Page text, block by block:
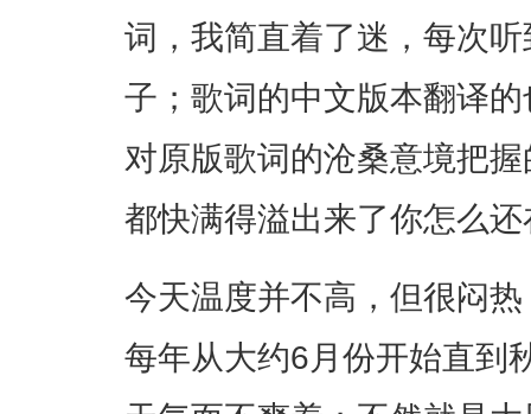
词，我简直着了迷，每次
子；歌词的中文版本翻译
对原版歌词的沧桑意境把
都快满得溢出来了你怎么
今天温度并不高，但很闷
每年从大约6月份开始直到